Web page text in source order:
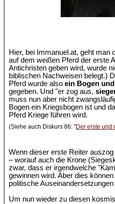
Hier, bei Immanuel.at, geht man
auf dem weißen Pferd der erste
Antichristen geben wird, wurde
biblischen Nachweisen belegt.)
Pferd wurde alsoein Bogen
gegeben. Und "er zog aus,
muss nun aber nicht
Bogen ein Kriegsbogen ist und
Pferd Kriege führen wird.
(Siehe auch Diskurs 86: "Der erste und
Wenn dieser erste Reiter
– worauf auch die Krone
zwar, dass er irgendwelche
gewinnen wird. Aber dies
politische Auseinandersetzungen
Um nun wieder zu diesen